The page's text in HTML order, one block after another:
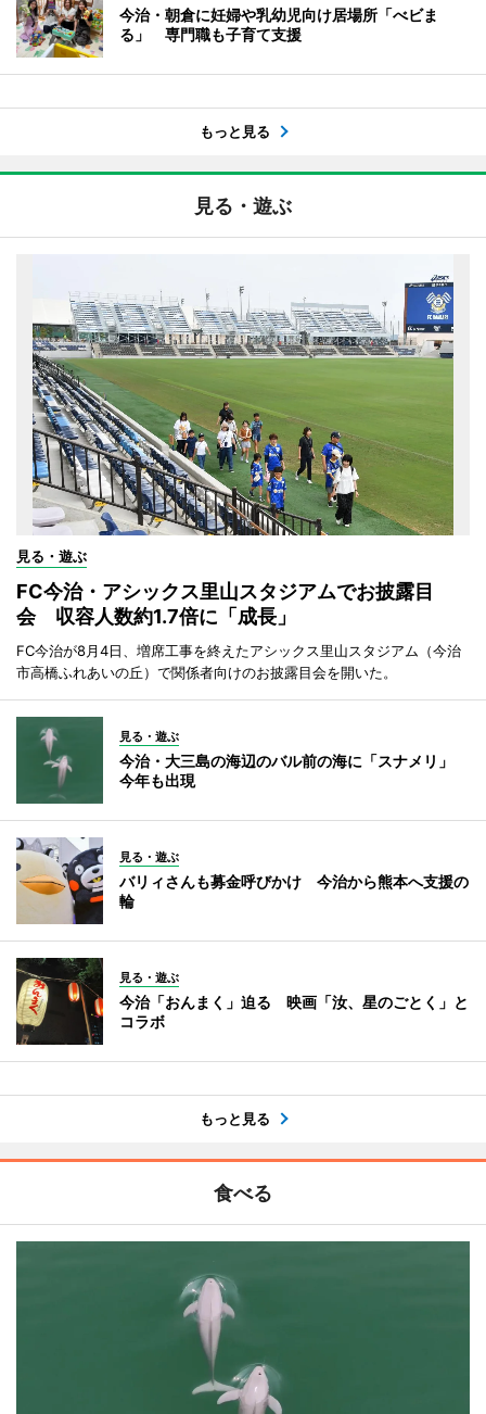
今治・朝倉に妊婦や乳幼児向け居場所「べビま
る」 専門職も子育て支援
もっと見る
見る・遊ぶ
見る・遊ぶ
FC今治・アシックス里山スタジアムでお披露目
会 収容人数約1.7倍に「成長」
FC今治が8月4日、増席工事を終えたアシックス里山スタジアム（今治
市高橋ふれあいの丘）で関係者向けのお披露目会を開いた。
見る・遊ぶ
今治・大三島の海辺のバル前の海に「スナメリ」
今年も出現
見る・遊ぶ
バリィさんも募金呼びかけ 今治から熊本へ支援の
輪
見る・遊ぶ
今治「おんまく」迫る 映画「汝、星のごとく」と
コラボ
もっと見る
食べる